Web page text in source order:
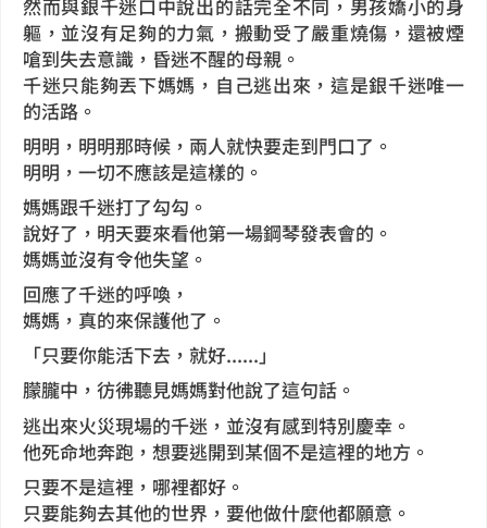
然而與銀千迷口中說出的話完全不同，男孩嬌小的身
軀，並沒有足夠的力氣，搬動受了嚴重燒傷，還被煙
嗆到失去意識，昏迷不醒的母親。
千迷只能夠丟下媽媽，自己逃出來，這是銀千迷唯一
的活路。
明明，明明那時候，兩人就快要走到門口了。
明明，一切不應該是這樣的。
媽媽跟千迷打了勾勾。
說好了，明天要來看他第一場鋼琴發表會的。
媽媽並沒有令他失望。
回應了千迷的呼喚，
媽媽，真的來保護他了。
「只要你能活下去，就好......」
朦朧中，彷彿聽見媽媽對他說了這句話。
逃出來火災現場的千迷，並沒有感到特別慶幸。
他死命地奔跑，想要逃開到某個不是這裡的地方。
只要不是這裡，哪裡都好。
只要能夠去其他的世界，要他做什麼他都願意。